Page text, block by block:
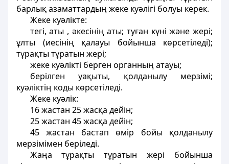
барлық азаматтардың жеке куәлігі болуы керек.
Жеке куәлікте:
тегі, аты , әкесінің аты; туған күні және жері;
ұлты (иесінің қалауы бойынша көрсетіледі);
тұрақты тұратын жері;
жеке куәлікті берген органның атауы;
берілген уақыты, қолданылу мерзімі;
куәліктің коды көрсетіледі.
Жеке куәлік:
16 жастан 25 жасқа дейін;
25 жастан 45 жасқа дейін;
45 жастан бастап өмір бойы қолданылу
мерзімімен беріледі.
Жаңа тұрақты тұратын жері бойынша